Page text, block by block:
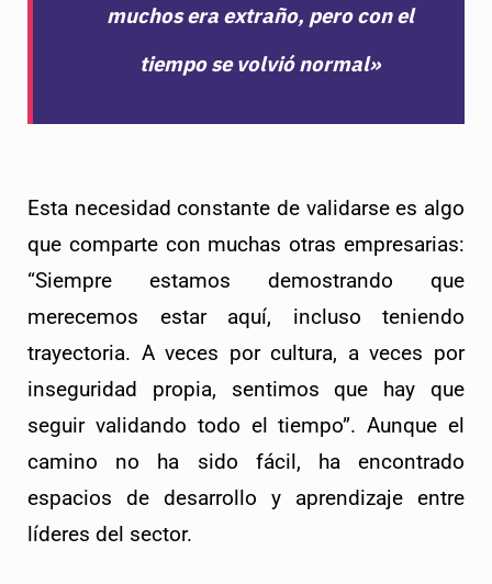
muchos era extraño, pero con el
tiempo se volvió normal»
Esta necesidad constante de validarse es algo
que comparte con muchas otras empresarias:
“Siempre estamos demostrando que
merecemos estar aquí, incluso teniendo
trayectoria. A veces por cultura, a veces por
inseguridad propia, sentimos que hay que
seguir validando todo el tiempo”. Aunque el
camino no ha sido fácil, ha encontrado
espacios de desarrollo y aprendizaje entre
líderes del sector.